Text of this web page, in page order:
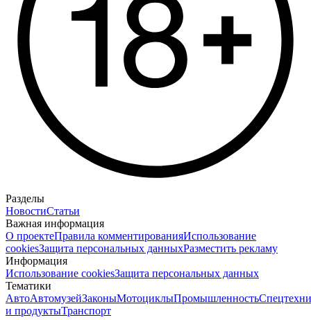
Разделы
НовостиСтатьи
Важная информация
О проектеПравила комментированияИспользование
cookiesЗащита персональных данныхРазместить рекламу
Информация
Использование cookiesЗащита персональных данных
Тематики
АвтоАвтомузейЗаконыМотоциклыПромышленность
и продуктыТранспорт